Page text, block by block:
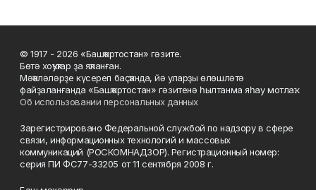
© 1917 - 2026 «Башҡортостан» гәзите.
Бөтә хоҡуҡтар ҙа яҡланған.
Мәҡәләләрҙе күсереп баҫҡанда, йә уларҙы өлөшләтә
файҙаланғанда «Башҡортостан» гәзитенә һылтанма яһау мотлаҡ.
Об использовании персональных данных
Зарегистрировано Федеральной службой по надзору в сфере
связи, информационных технологий и массовых
коммуникаций (РОСКОМНАДЗОР). Регистрационный номер:
серия ПИ ФС77-33205 от 11 сентября 2008 г.